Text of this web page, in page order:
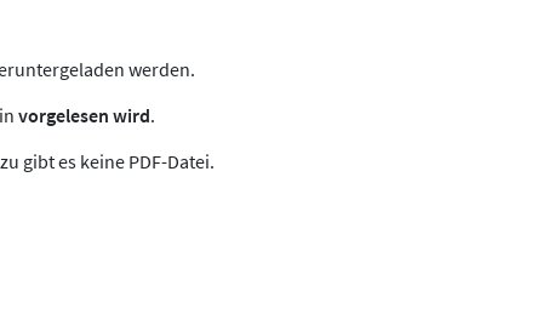
werden.
vorgelesen wird.
gibt es keine PDF-Datei.